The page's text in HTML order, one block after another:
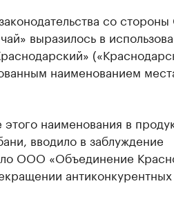
со
выразилось в
наименованием
наименования в
вводило в заблуждение
ООО «Объединение
антиконкурентных